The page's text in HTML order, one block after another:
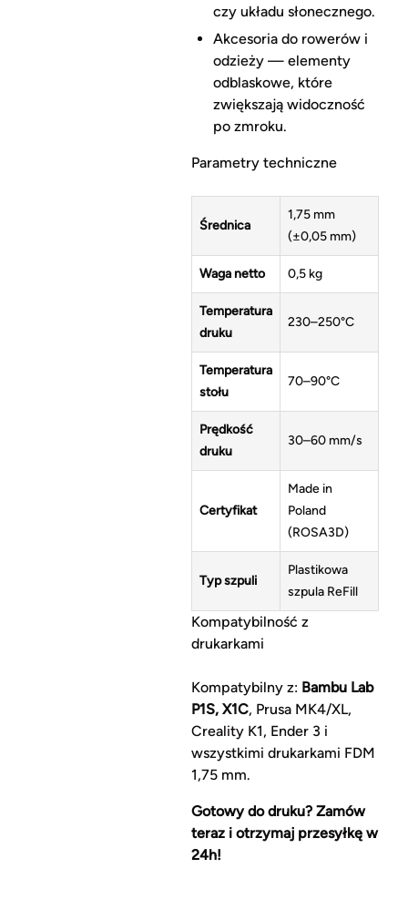
czy układu słonecznego.
Akcesoria do rowerów i
odzieży — elementy
odblaskowe, które
zwiększają widoczność
po zmroku.
Parametry techniczne
Średnica
1,75 mm
(±0,05 mm)
Waga netto 0,5 kg
Temperatura
druku
230–250°C
Temperatura
stołu
70–90°C
Prędkość
druku
30–60 mm/s
Certyfikat
Made in
Poland
(ROSA3D)
Typ szpuli
Plastikowa
szpula ReFill
Kompatybilność z
drukarkami
Kompatybilny z: Bambu Lab
P1S, X1C, Prusa MK4/XL,
Creality K1, Ender 3 i
wszystkimi drukarkami FDM
1,75 mm.
Gotowy do druku? Zamów
teraz i otrzymaj przesyłkę w
24h!